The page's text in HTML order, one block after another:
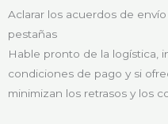
Aclarar los acuerdos de
pestañas
Hable pronto de la logística,
condiciones de pago y si
minimizan los retrasos y los